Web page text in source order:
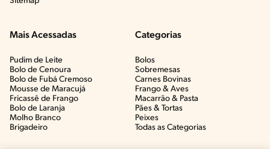
Mais Acessadas
Pudim de Leite
Bolo de Cenoura
Bolo de Fubá Cremoso
Mousse de Maracujá
Fricassê de Frango
Bolo de Laranja
Molho Branco
Brigadeiro
Categorias
Bolos
Sobremesas
Carnes Bovinas​
Frango & Aves​
Macarrão & Pasta​
Pães & Tortas​
Peixes
Todas as Categorias